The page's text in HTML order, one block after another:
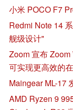
小米 POCO F7
Redmi Note 14
舰级设计"
Zoom 宣布 Zoom
可实现更高效的
Maingear ML-17
AMD Ryzen 9